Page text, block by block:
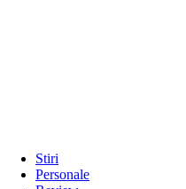
Stiri
Personale